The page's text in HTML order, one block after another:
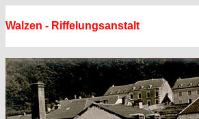
Walzen - Riffelungsanstalt